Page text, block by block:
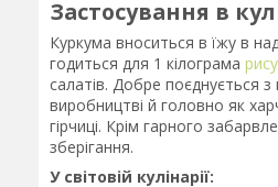
Застосування в
Куркума вноситься в їжу в
годиться для 1 кілограма рису
салатів. Добре поєднується
виробництві й головно як
гірчиці. Крім гарного
зберігання.
У світовій кулінарії: